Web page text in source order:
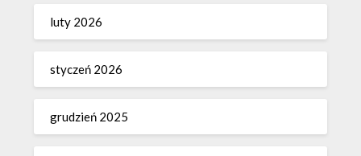
luty 2026
styczeń 2026
grudzień 2025